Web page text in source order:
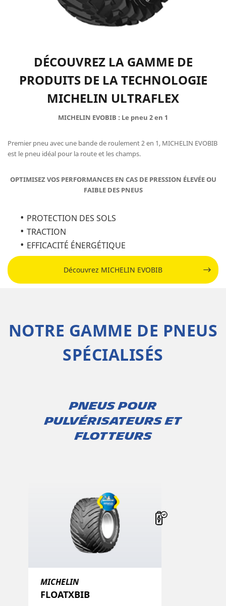
DÉCOUVREZ LA GAMME DE
PRODUITS DE LA TECHNOLOGIE
MICHELIN ULTRAFLEX
MICHELIN EVOBIB : Le pneu 2 en 1
Premier pneu avec une bande de roulement 2 en 1, MICHELIN EVOBIB
est le pneu idéal pour la route et les champs.
OPTIMISEZ VOS PERFORMANCES EN CAS DE PRESSION ÉLEVÉE OU
FAIBLE DES PNEUS
PROTECTION DES SOLS
TRACTION
EFFICACITÉ ÉNERGÉTIQUE
Découvrez MICHELIN EVOBIB
NOTRE GAMME DE PNEUS
SPÉCIALISÉS
PNEUS POUR
PULVÉRISATEURS ET
FLOTTEURS
MICHELIN
FLOATXBIB​